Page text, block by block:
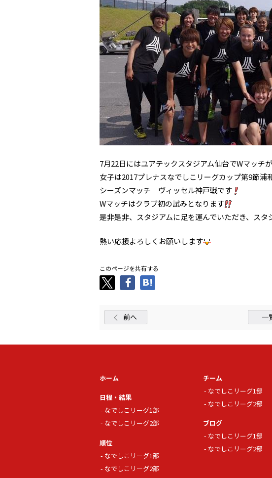
7月22日にはユアテックスタジアム仙台でWマッチ
女子は2017プレナスなでしこリーグカップ第9節
シーズンマッチ ヴィッセル神戸戦です
Wマッチはクラブ初の試みとなります
是非是非、スタジアムに足を運んでいただき、ス
熱い応援よろしくお願いします
このページを共有する
前へ 一
ホーム
日程・結果
なでしこリーグ1部
なでしこリーグ2部
順位
なでしこリーグ1部
なでしこリーグ2部
チーム
なでしこリーグ1部
なでしこリーグ2部
ブログ
なでしこリーグ1部
なでしこリーグ2部